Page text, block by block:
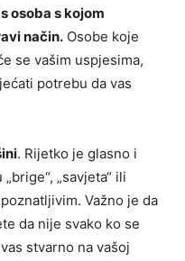
osoba s kojom
način. Osobe koje
se vašim uspjesima,
potrebu da vas
. Rijetko je glasno i
„savjeta“ ili
Važno je da
da nije svako ko se
stvarno na vašoj